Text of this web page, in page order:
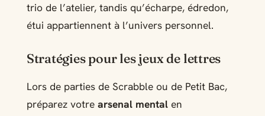
trio de l’atelier, tandis qu’écharpe, édredon,
étui appartiennent à l’univers personnel.
Stratégies pour les jeux de lettres
Lors de parties de Scrabble ou de Petit Bac,
préparez votre arsenal mentalen